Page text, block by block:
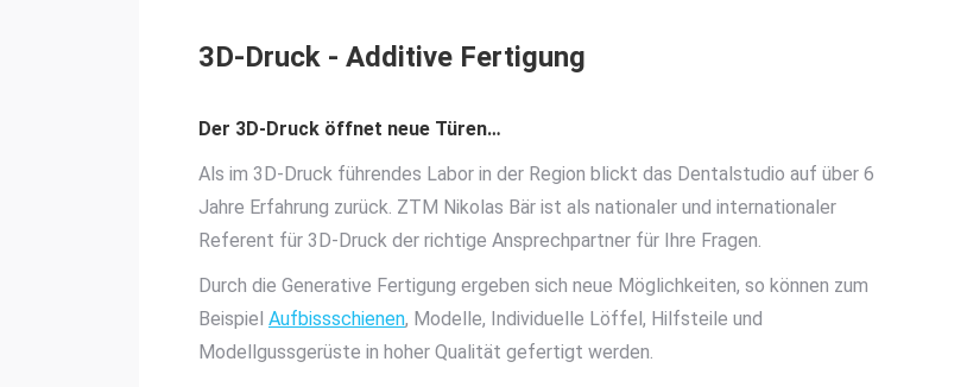
3D-Druck - Additive Fertigung
Der 3D-Druck öffnet neue Türen…
Als im 3D-Druck führendes Labor in der Region blickt das Dentalstudio auf über 6
Jahre Erfahrung zurück. ZTM Nikolas Bär ist als nationaler und internationaler
Referent für 3D-Druck der richtige Ansprechpartner für Ihre Fragen.
Durch die Generative Fertigung ergeben sich neue Möglichkeiten, so können zum
Beispiel Aufbissschienen, Modelle, Individuelle Löffel, Hilfsteile und
Modellgussgerüste in hoher Qualität gefertigt werden.